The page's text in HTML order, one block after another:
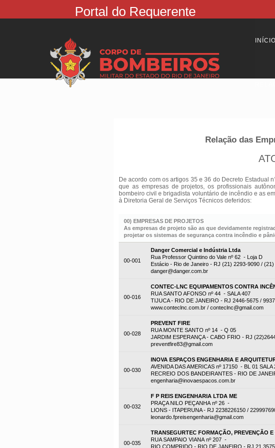
Portal do Requerente
INÍCIO
Relação das
De acordo com os artigos 35 e 36 do Decreto Estadual
que as empresas de projetos, os profissionais
bombeiro civil e brigadista voluntário de incêndio e as
à Diretoria Geral de Serviços Técnicos deferidos:
00) EMPRESAS DE PROJETOS
As empresas de projeto são as que devidamente
projetar os sistemas de segurança contra incêndio e
00-001
Danger Comercial e Indústria Ltda
Rua Professor Quintino do Vale nº 62 - Loja D
Estácio - Rio de Janeiro - RJ (21) 2293-9090 / (21)
danger@danger.com.br
00-016
CONTEC-LNC EQUIPAMENTOS CONTRA
RUA SANTO AFONSO nº 44 - SALA 407
TIJUCA - RIO DE JANEIRO - RJ 2446-5675 /
www.conteclnc.com.br / conteclnc@gmail.com
00-028
PREVENT FIRE
RUA MONTE SANTO nº 14 - Q 05
JARDIM ESPERANÇA - CABO FRIO - RJ
preventfire83@gmail.com
00-030
INOVA ESPAÇOS ENGENHARIA E
AVENIDA DAS AMERICAS nº 17150 - BL 01 SALA
RECREIO DOS BANDEIRANTES - RIO DE
engenharia@inovaespacos.com.br
00-032
F P REIS ENGENHARIA LTDA ME
PRAÇA NILO PEÇANHA nº 26 -
LIONS - ITAPERUNA - RJ 2238226150 /
leonardo.fpreisengenharia@gmail.com
00-035
TRANSEGURTEC FORMAÇÃO, PREVENÇÃO
RUA SAMPAIO VIANA nº 207 -
RIO COMPRIDO - RIO DE JANEIRO - RJ 21